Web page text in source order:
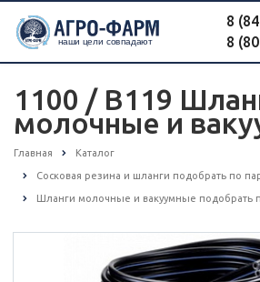
8
8
1100 / B119
молочные и
Главная Каталог
Сосковая резина и шланги подобрать по
Шланги молочные и вакуумные подобрать